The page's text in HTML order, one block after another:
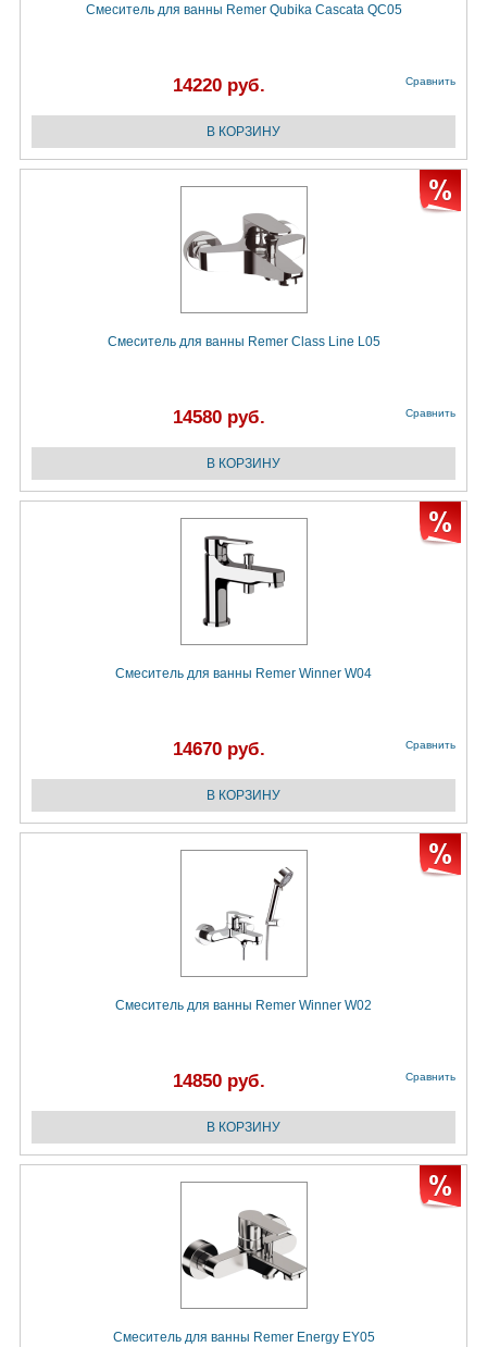
Смеситель для ванны Remer Qubika Cascata QC05
14220 руб. Сравнить
Смеситель для ванны Remer Class Line L05
14580 руб. Сравнить
Смеситель для ванны Remer Winner W04
14670 руб. Сравнить
Смеситель для ванны Remer Winner W02
14850 руб. Сравнить
Смеситель для ванны Remer Energy EY05